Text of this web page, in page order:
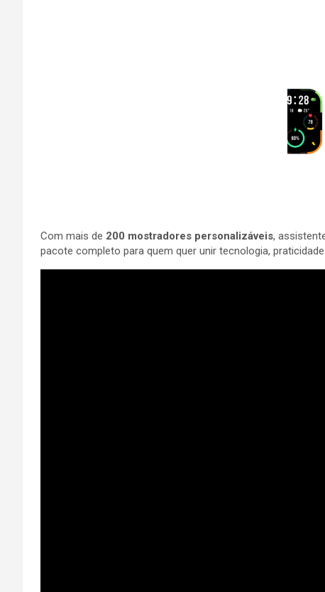
Com mais de 200 mostradores personalizáveis,
pacote completo para quem quer unir tecnologia,